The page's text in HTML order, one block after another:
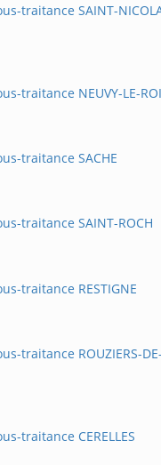
traitance SAINT-
traitance NEUVY-LE-ROI
traitance SACHE
traitance SAINT-ROCH
traitance RESTIGNE
traitance ROUZIERS-DE-
traitance CERELLES